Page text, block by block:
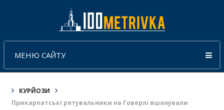
МЕНЮ САЙТУ
КУРЙОЗИ
Прикарпатські рятувальники на Говерлі вшанували